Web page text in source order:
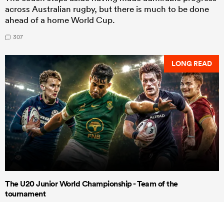
across Australian rugby, but there is much to be done
ahead of a home World Cup.
307
LONG READ
The U20 Junior World Championship - Team of the
tournament